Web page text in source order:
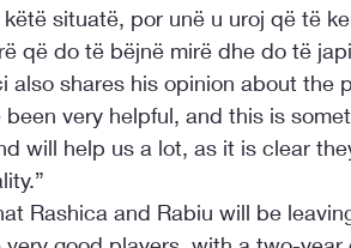
situatë, por unë u uroj që të
që do të bëjnë mirë dhe do të
also shares his opinion about the
very helpful, and this is
will help us a lot, as it is clear
Rashica and Rabiu will be